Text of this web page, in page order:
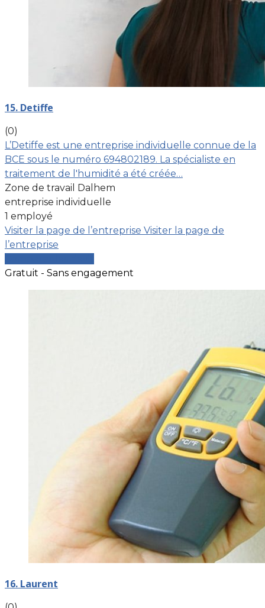
15. Detiffe
(0)
L’Detiffe est une entreprise individuelle connue de la
BCE sous le numéro 694802189. La spécialiste en
traitement de l'humidité a été créée…
Zone de travail Dalhem
entreprise individuelle
1 employé
Visiter la page de l’entreprise Visiter la page de
l’entreprise
Gratuit - Sans engagement
16. Laurent